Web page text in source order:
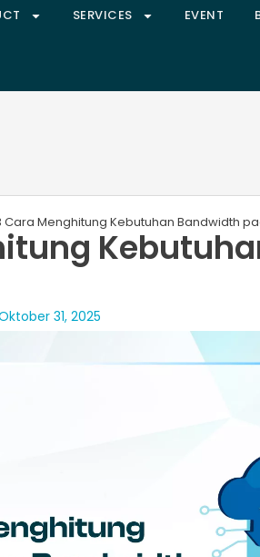
SERVICES EVENT
Cara Menghitung Kebutuhan Bandwidth​
31, 2025